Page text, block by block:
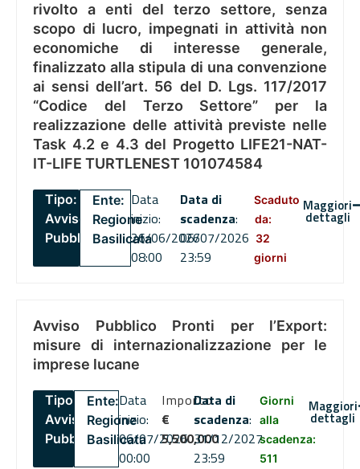
rivolto a enti del terzo settore, senza
scopo di lucro, impegnati in attività non
economiche di interesse generale,
finalizzato alla stipula di una convenzione
ai sensi dell’art. 56 del D. Lgs. 117/2017
“Codice del Terzo Settore” per la
realizzazione delle attività previste nelle
Task 4.2 e 4.3 del Progetto LIFE21-NAT-
IT-LIFE TURTLENEST 101074584
Tipo:
Avviso
Pubblico
Ente:
Regione
Basilicata
Data
inizio:
26/06/2026
08:00
Data di
scadenza:
06/07/2026
23:59
Scaduto
da:
32
giorni
Maggiori
dettagli
Avviso Pubblico Pronti per l’Export:
misure di internazionalizzazione per le
imprese lucane
Tipo:
Avviso
Pubblico
Ente:
Regione
Basilicata
Data
inizio:
06/07/2026
00:00
Importo
€
5,500,000
Data di
scadenza:
31/12/2027
23:59
Giorni
alla
scadenza:
511
Maggiori
dettagli